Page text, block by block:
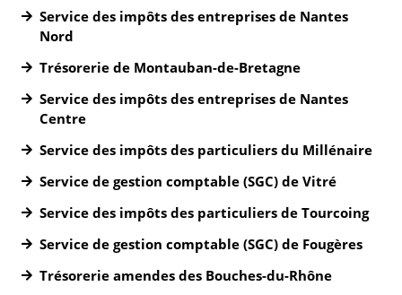
Service des impôts des entreprises de Nantes
Nord
Trésorerie de Montauban-de-Bretagne
Service des impôts des entreprises de Nantes
Centre
Service des impôts des particuliers du Millénaire
Service de gestion comptable (SGC) de Vitré
Service des impôts des particuliers de Tourcoing
Service de gestion comptable (SGC) de Fougères
Trésorerie amendes des Bouches-du-Rhône